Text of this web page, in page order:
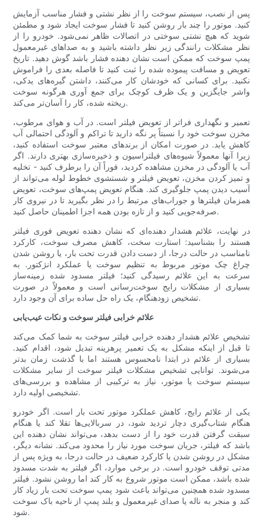
پس از نصب، سیستم سوخت را از نظر نشتی و فشار مناسب آزمایش
کنید. موتور را چند بار روشن کنید تا فشار سوخت ایجاد شود و مطمئن
شوید که هیچ نشتی سوختی در اتصالات ظاهر نمی‌شود. خودرو را از
نظر مشکلات رانندگی زیر نظر داشته باشید و به صداهای غیرمعمول
پمپ سوخت که ممکن است نشان دهنده فشار باشد گوش دهید. تاریخ
تعویض و مسافت پیموده شده را ثبت کنید تا فاصله بعدی را فراموش
نکنید. برای کسانی که خودشان کار می‌کنند، داشتن گیره‌های یدکی،
واشر جایگزین و یک ظرف کوچک برای جمع آوری هرگونه سوخت
ریخته شده، کار را آسان‌تر می‌کند.
تعمیر و نگهداری فراتر از تعویض فیلتر است. در آب و هوای مرطوب،
مخزن سوخت خود را نسبتاً پر نگه دارید تا تراکم و آلودگی احتمالی آب
کاهش یابد. در صورت امکان از برندهای معتبر سوخت استفاده کنید،
زیرا آنها معمولاً شیوه‌های فیلتراسیون و ذخیره‌سازی بهتری دارند. اگر
آب یا آلودگی در مخزن مشاهده کردید، فوراً آن را برطرف کنید - تخلیه
و تمیز کردن مخزن، تعویض فیلتر و شستشوی خطوط لوله می‌تواند از
آسیب دیدن پمپ جلوگیری کند. هنگام تعویض پمپ‌های سوخت، تعویض
همزمان فیلترها و جوراب‌های مرتبط را در نظر بگیرید تا در نیروی کار
صرفه‌جویی کنید و از تازه بودن همه اجزا اطمینان حاصل کنید.
در نهایت، علائم هشدار دهنده‌ای که نشان دهنده تعویض فوری فیلتر
هستند را بشناسید: استارت سخت، کاهش مصرف سوخت، کارکرد
نامناسب در حالت درجا، از دست دادن قدرت تحت بار، یا روشن شدن
چراغ چک موتور مربوط به تنظیم سوخت یا عملکرد انژکتور. به
سرعت به این علائم رسیدگی کنید؛ فیلتر مسدود شده زمینه‌ساز
بسیاری از مشکلات رایج سوخت‌رسانی است و معمولاً در صورت
تشخیص زودهنگام، یک راه حل ساده برای آن وجود دارد.
علائم خرابی فیلتر سوخت و نکات عیب‌یابی
تشخیص علائم هشدار دهنده خرابی فیلتر سوخت به شما کمک می‌کند
تا قبل از اینکه مشکل به یک تعمیر پرهزینه تبدیل شود، اقدام کنید.
بسیاری از علائم در ابتدا نامحسوس هستند اما با گذشت زمان بدتر
می‌شوند. توانایی تشخیص مشکلات فیلتر سوخت از سایر مشکلات
سیستم سوخت یا موتور، نیاز به ترکیبی از مشاهده و بررسی‌های
تشخیصی اولیه دارد.
یکی از علائم رایج، کاهش عملکرد موتور تحت بار است. اگر خودرو
هنگام شتاب‌گیری دچار تردید شود، در سربالایی‌ها تقلا کند یا هنگام
سبقت گرفتن قدرت خود را از دست بدهد، می‌تواند نشان دهنده این
باشد که فیلتر، جریان سوخت مورد نیاز را محدود می‌کند. نشانه دیگر،
مشکل در روشن شدن یا کارکرد ضعیف در حالت درجا، به ویژه پس از
مدتی توقف خودرو است. در برخی موارد، اگر فیلتر به شدت مسدود
شده باشد، ممکن است موتور شروع به کار کند اما روشن نشود. فیلتر
مسدود شده همچنین می‌تواند باعث شود پمپ سوخت تحت بار زیاد کار
کند و منجر به ناله یا صدای غیرمعمول و بلند پمپ از ناحیه باک سوخت
شود.